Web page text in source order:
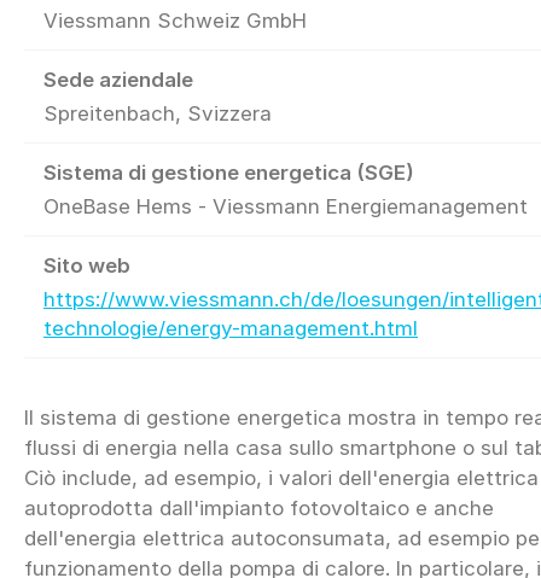
Viessmann Schweiz GmbH
Sede aziendale
Spreitenbach, Svizzera
Sistema di gestione energetica (SGE)
OneBase Hems - Viessmann Energiemanagement
Sito web
https://www.viessmann.ch/de/loesungen/
technologie/energy-management.html
Il sistema di gestione energetica mostra in tempo
flussi di energia nella casa sullo smartphone o sul
Ciò include, ad esempio, i valori dell'energia elettrica
autoprodotta dall'impianto fotovoltaico e anche
dell'energia elettrica autoconsumata, ad esempio
funzionamento della pompa di calore. In particolare,